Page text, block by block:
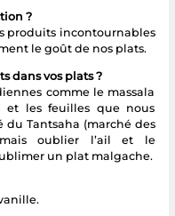
?
produits incontournables
le goût de nos plats.
dans vos plats ?
comme le massala
et les feuilles que nous
Tantsaha (marché des
oublier l’ail et le
un plat malgache.